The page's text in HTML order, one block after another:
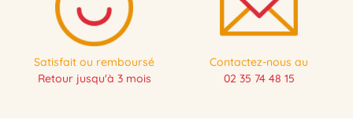
Satisfait ou remboursé
Retour jusqu'à 3 mois
Contactez-nous au
02 35 74 48 15